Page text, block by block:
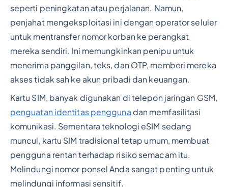
seperti peningkatan atau perjalanan. Namun,
penjahat mengeksploitasi ini dengan operator seluler
untuk mentransfer nomor korban ke perangkat
mereka sendiri. Ini memungkinkan penipu untuk
menerima panggilan, teks, dan OTP, memberi mereka
akses tidak sah ke akun pribadi dan keuangan.
Kartu SIM, banyak digunakan di telepon jaringan GSM,
penguatan identitas pengguna dan memfasilitasi
komunikasi. Sementara teknologi eSIM sedang
muncul, kartu SIM tradisional tetap umum, membuat
pengguna rentan terhadap risiko semacam itu.
Melindungi nomor ponsel Anda sangat penting untuk
melindungi informasi sensitif.